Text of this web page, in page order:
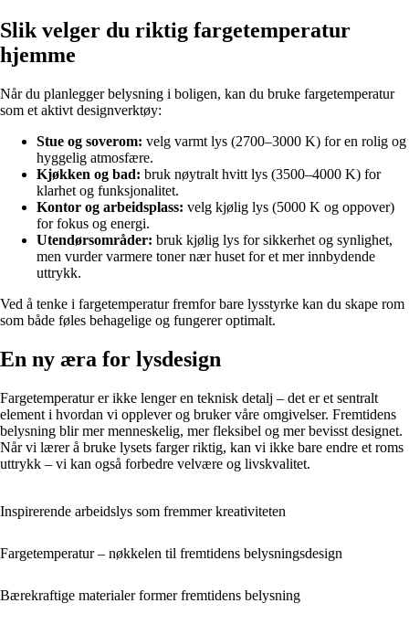
Slik velger du riktig fargetemperatur
hjemme
Når du planlegger belysning i boligen, kan du bruke fargetemperatur
som et aktivt designverktøy:
Stue og soverom: velg varmt lys (2700–3000 K) for en rolig og
hyggelig atmosfære.
Kjøkken og bad: bruk nøytralt hvitt lys (3500–4000 K) for
klarhet og funksjonalitet.
Kontor og arbeidsplass: velg kjølig lys (5000 K og oppover)
for fokus og energi.
Utendørsområder: bruk kjølig lys for sikkerhet og synlighet,
men vurder varmere toner nær huset for et mer innbydende
uttrykk.
Ved å tenke i fargetemperatur fremfor bare lysstyrke kan du skape rom
som både føles behagelige og fungerer optimalt.
En ny æra for lysdesign
Fargetemperatur er ikke lenger en teknisk detalj – det er et sentralt
element i hvordan vi opplever og bruker våre omgivelser. Fremtidens
belysning blir mer menneskelig, mer fleksibel og mer bevisst designet.
Når vi lærer å bruke lysets farger riktig, kan vi ikke bare endre et roms
uttrykk – vi kan også forbedre velvære og livskvalitet.
Inspirerende arbeidslys som fremmer kreativiteten
Fargetemperatur – nøkkelen til fremtidens belysningsdesign
Bærekraftige materialer former fremtidens belysning